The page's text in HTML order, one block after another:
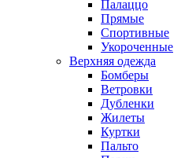
Палаццо
Прямые
Спортивные
Укороченные
Верхняя одежда
Бомберы
Ветровки
Дубленки
Жилеты
Куртки
Пальто